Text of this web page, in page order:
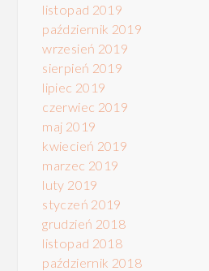
listopad 2019
październik 2019
wrzesień 2019
sierpień 2019
lipiec 2019
czerwiec 2019
maj 2019
kwiecień 2019
marzec 2019
luty 2019
styczeń 2019
grudzień 2018
listopad 2018
październik 2018